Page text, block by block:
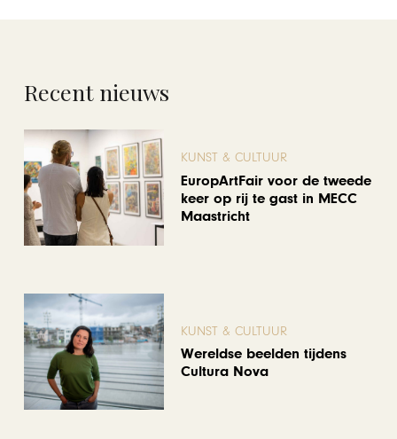
Recent nieuws
KUNST & CULTUUR
EuropArtFair voor de tweede
keer op rij te gast in MECC
Maastricht
KUNST & CULTUUR
Wereldse beelden tijdens
Cultura Nova